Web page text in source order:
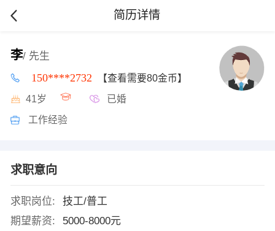
简历详情
李/ 先生
150****2732 【查看需要80金币】
41岁 已婚
工作经验
求职意向
求职岗位:
技工/普工
期望薪资:
5000-8000元